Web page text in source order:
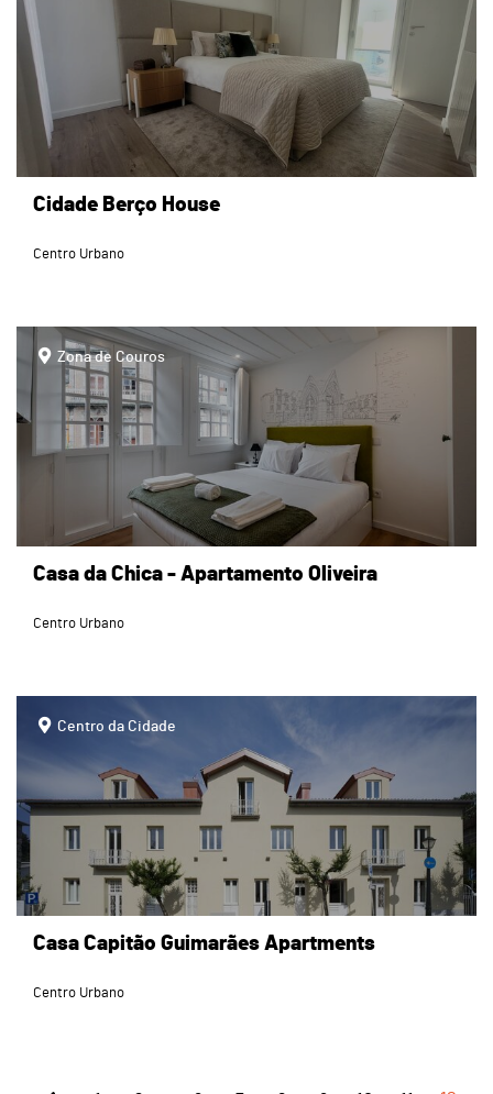
Cidade Berço House
Centro Urbano
page
Zona de Couros
Casa da Chica - Apartamento Oliveira
Centro Urbano
Centro da Cidade
Casa Capitão Guimarães Apartments
Centro Urbano